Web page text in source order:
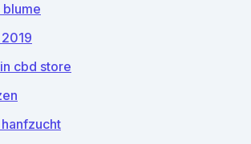
blume
cbd store